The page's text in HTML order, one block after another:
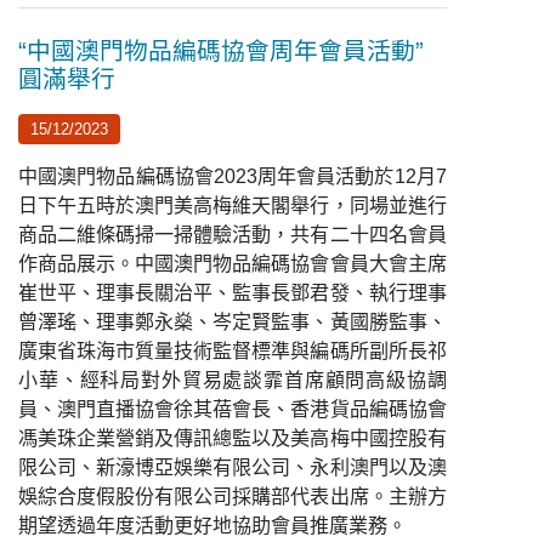
“中國澳門物品編碼協會周年會員活動”
圓滿舉行
15/12/2023
中國澳門物品編碼協會2023周年會員活動於12月7
日下午五時於澳門美高梅維天閣舉行，同場並進行
商品二維條碼掃一掃體驗活動，共有二十四名會員
作商品展示。中國澳門物品編碼協會會員大會主席
崔世平、理事長關治平、監事長鄧君發、執行理事
曾澤瑤、理事鄭永燊、岑定賢監事、黃國勝監事、
廣東省珠海市質量技術監督標準與編碼所副所長祁
小華、經科局對外貿易處談霏首席顧問高級協調
員、澳門直播協會徐其蓓會長、香港貨品編碼協會
馮美珠企業營銷及傳訊總監以及美高梅中國控股有
限公司、新濠博亞娛樂有限公司、永利澳門以及澳
娛綜合度假股份有限公司採購部代表出席。主辦方
期望透過年度活動更好地協助會員推廣業務。